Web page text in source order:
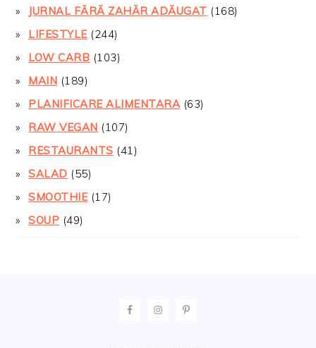
JURNAL FĂRĂ ZAHĂR ADĂUGAT (168)
LIFESTYLE(244)
LOW CARB (103)
MAIN (189)
PLANIFICARE ALIMENTARA(63)
RAW VEGAN (107)
RESTAURANTS (41)
SALAD (55)
SMOOTHIE(17)
SOUP (49)